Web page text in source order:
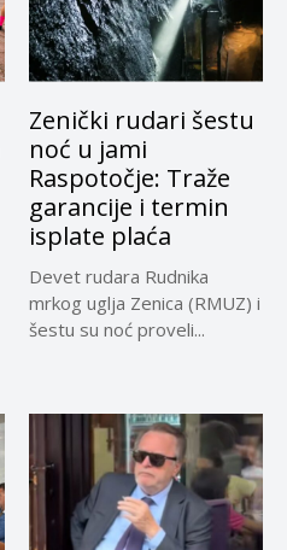
Zenički rudari šestu
noć u jami
Raspotočje: Traže
garancije i termin
isplate plaća
Devet rudara Rudnika
mrkog uglja Zenica (RMUZ) i
šestu su noć proveli...